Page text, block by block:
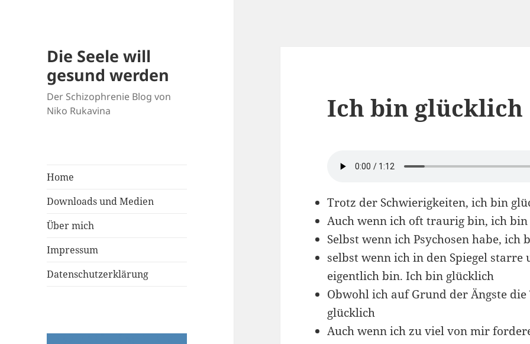
Die Seele will
gesund werden
Der Schizophrenie Blog von
Niko Rukavina
Home
Downloads und Medien
Über mich
Impressum
Datenschutzerklärung
Ich bin glücklich
Trotz der Schwierigkeiten, ich bin
Auch wenn ich oft traurig bin, ich
Selbst wenn ich Psychosen habe, ich
selbst wenn ich in den Spiegel
eigentlich bin. Ich bin glücklich
Obwohl ich auf Grund der Ängste
glücklich
Auch wenn ich zu viel von mir